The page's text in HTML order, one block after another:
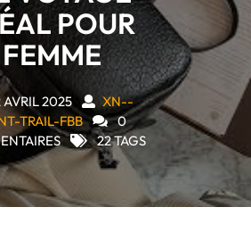
POUR
FEMME
AVRIL 2025
XN--
TRAIL-FBB
0
22 TAGS